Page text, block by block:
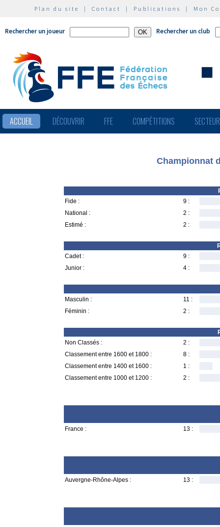
Plan du site | Contact | Publications | Mon
Rechercher un joueur Rechercher un club
ACCUEIL DÉCOUVRIR FFE COMPÉTITIONS
Championnat
Fide :
9 :
National :
2 :
Estimé :
2 :
Cadet :
9 :
Junior :
4 :
Masculin :
11 :
Féminin :
2 :
Non Classés :
2 :
Classement entre 1600 et 1800 :
8 :
Classement entre 1400 et 1600 :
1 :
Classement entre 1000 et 1200 :
2 :
France : 13 :
Auvergne-Rhône-Alpes : 13 :